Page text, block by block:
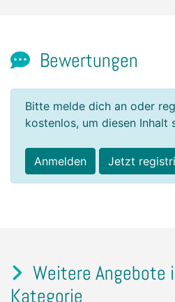
Bewertungen
Bitte melde dich an oder
kostenlos, um diesen Inhalt
Anmelden Jetzt
Weitere Angebote
Kategorie